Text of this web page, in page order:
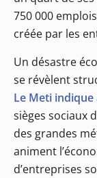
750 000
créée par les
Un désastre
se révèlent
Le Meti indique
sièges sociaux
des grandes
animent
d’entreprises